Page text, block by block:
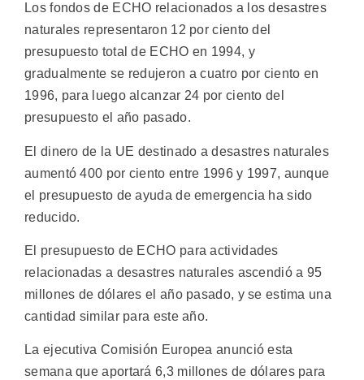
Los fondos de ECHO relacionados a los desastres
naturales representaron 12 por ciento del
presupuesto total de ECHO en 1994, y
gradualmente se redujeron a cuatro por ciento en
1996, para luego alcanzar 24 por ciento del
presupuesto el año pasado.
El dinero de la UE destinado a desastres naturales
aumentó 400 por ciento entre 1996 y 1997, aunque
el presupuesto de ayuda de emergencia ha sido
reducido.
El presupuesto de ECHO para actividades
relacionadas a desastres naturales ascendió a 95
millones de dólares el año pasado, y se estima una
cantidad similar para este año.
La ejecutiva Comisión Europea anunció esta
semana que aportará 6,3 millones de dólares para